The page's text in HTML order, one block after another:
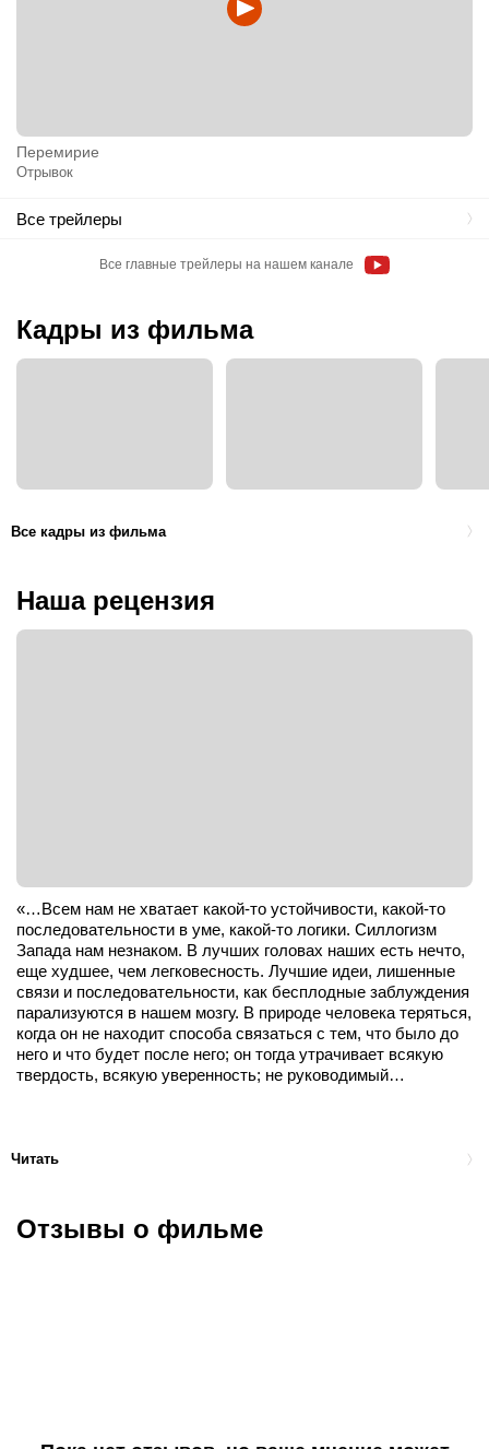
Перемирие
Отрывок
Все трейлеры
Все главные трейлеры на нашем канале
Кадры из фильма
Все кадры из фильма
Наша рецензия
«…Всем нам не хватает какой-то устойчивости, какой-то
последовательности в уме, какой-то логики. Силлогизм
Запада нам незнаком. В лучших головах наших есть нечто,
еще худшее, чем легковесность. Лучшие идеи, лишенные
связи и последовательности, как бесплодные заблуждения
парализуются в нашем мозгу. В природе человека теряться,
когда он не находит способа связаться с тем, что было до
него и что будет после него; он тогда утрачивает всякую
твердость, всякую уверенность; не руководимый…
Читать
Отзывы о фильме